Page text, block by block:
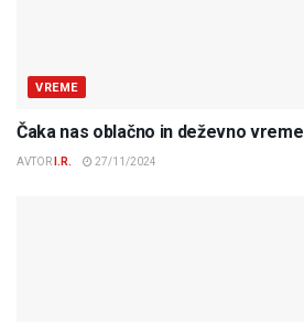
VREME
Čaka nas oblačno in deževno vreme
AVTOR I.R. 27/11/2024